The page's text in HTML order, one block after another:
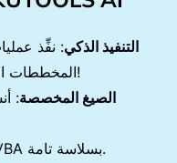
التنفيذ الذكي: نفِّذ
المخططات البيانية — كل ذلك بأوامر بسيطة!
الصيغ المخصصة:
: اكتب وأَنفِذ أكواد VBA بسلاسة تامة.